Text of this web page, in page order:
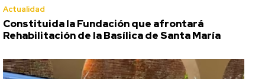
Actualidad
Constituida la Fundación que afrontará
Rehabilitación de la Basílica de Santa María